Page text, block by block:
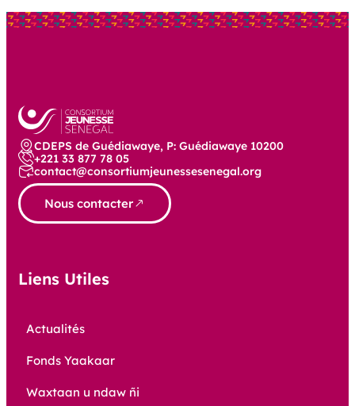
CDEPS de Guédiawaye, P: Guédiawaye 10200
+221 33 877 78 05
contact@consortiumjeunessesenegal.org
Nous contacter
Liens Utiles
Actualités
Fonds Yaakaar
Waxtaan u ndaw ñi